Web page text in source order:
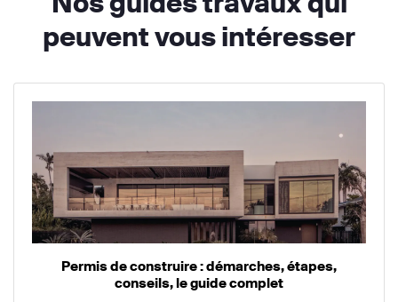
peuvent vous intéresser
Permis de construire : démarches, étapes,
conseils, le guide complet